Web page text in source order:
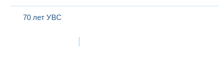
70 лет УВС